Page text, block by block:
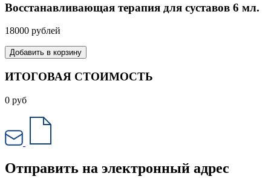
Восстанавливающая терапия для суставов 6 мл.
18000 рублей
Добавить в корзину
ИТОГОВАЯ СТОИМОСТЬ
0 руб
Отправить на электронный адрес